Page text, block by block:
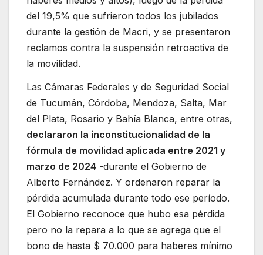
del 19,5% que sufrieron todos los jubilados
durante la gestión de Macri, y se presentaron
reclamos contra la suspensión retroactiva de
la movilidad.
Las Cámaras Federales y de Seguridad Social
de Tucumán, Córdoba, Mendoza, Salta, Mar
del Plata, Rosario y Bahía Blanca, entre otras,
declararon la inconstitucionalidad de la
fórmula de movilidad aplicada entre 2021 y
marzo de 2024 -durante el Gobierno de
Alberto Fernández. Y ordenaron reparar la
pérdida acumulada durante todo ese período.
El Gobierno reconoce que hubo esa pérdida
pero no la repara a lo que se agrega que el
bono de hasta $ 70.000 para haberes mínimo